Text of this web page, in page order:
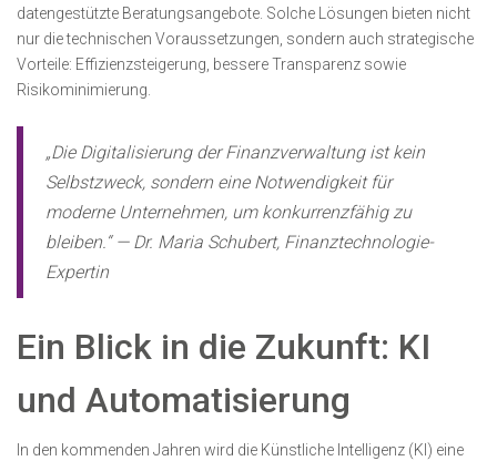
datengestützte Beratungsangebote. Solche Lösungen bieten nicht
nur die technischen Voraussetzungen, sondern auch strategische
Vorteile: Effizienzsteigerung, bessere Transparenz sowie
Risikominimierung.
„Die Digitalisierung der Finanzverwaltung ist kein
Selbstzweck, sondern eine Notwendigkeit für
moderne Unternehmen, um konkurrenzfähig zu
bleiben.“ — Dr. Maria Schubert, Finanztechnologie-
Expertin
Ein Blick in die Zukunft: KI
und Automatisierung
In den kommenden Jahren wird die Künstliche Intelligenz (KI) eine